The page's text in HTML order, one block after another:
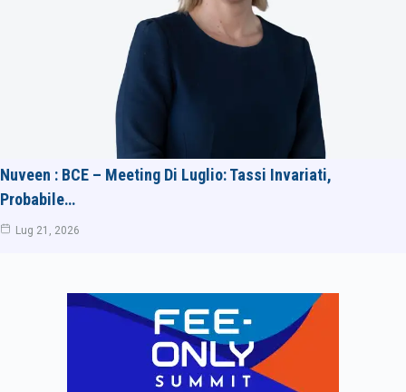
Nuveen : BCE – Meeting Di Luglio: Tassi Invariati,
Probabile…
Lug 21, 2026